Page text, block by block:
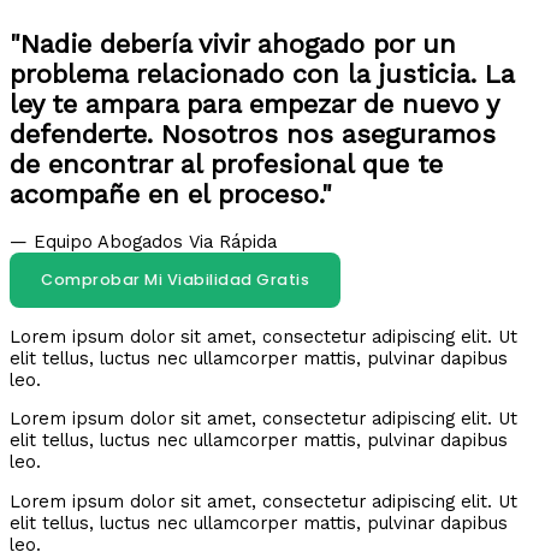
"Nadie debería vivir ahogado por un
problema relacionado con la justicia. La
ley te ampara para empezar de nuevo y
defenderte. Nosotros nos aseguramos
de encontrar al profesional que te
acompañe en el proceso."
— Equipo Abogados Via Rápida
Comprobar Mi Viabilidad Gratis
Lorem ipsum dolor sit amet, consectetur adipiscing elit. Ut
elit tellus, luctus nec ullamcorper mattis, pulvinar dapibus
leo.
Lorem ipsum dolor sit amet, consectetur adipiscing elit. Ut
elit tellus, luctus nec ullamcorper mattis, pulvinar dapibus
leo.
Lorem ipsum dolor sit amet, consectetur adipiscing elit. Ut
elit tellus, luctus nec ullamcorper mattis, pulvinar dapibus
leo.